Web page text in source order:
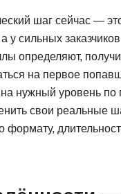
шаг сейчас —
у сильных
на первое
нужный уровень
свои реальные